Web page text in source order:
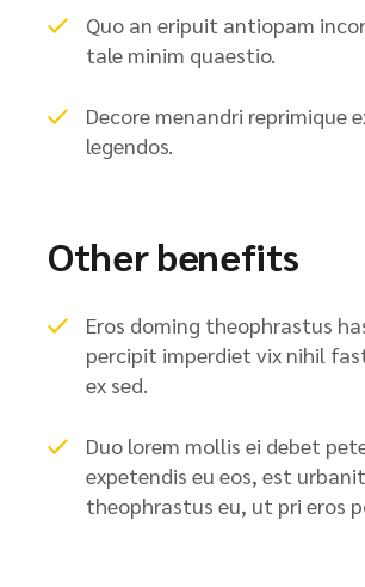
Quo an eripuit antiopam
tale minim quaestio.
Decore menandri reprimique
legendos.
Other benefits
Eros doming theophrastus
percipit imperdiet vix nihil
ex sed.
Duo lorem mollis ei debet
expetendis eu eos, est
theophrastus eu, ut pri eros